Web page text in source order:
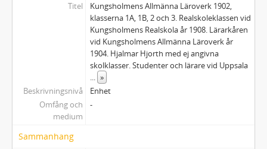
Titel
Kungsholmens Allmänna Läroverk 1902,
klasserna 1A, 1B, 2 och 3. Realskoleklassen vid
Kungsholmens Realskola år 1908. Lärarkåren
vid Kungsholmens Allmänna Läroverk år
1904. Hjalmar Hjorth med ej angivna
skolklasser. Studenter och lärare vid Uppsala
... »
Beskrivningsnivå
Enhet
Omfång och
medium
-
Sammanhang